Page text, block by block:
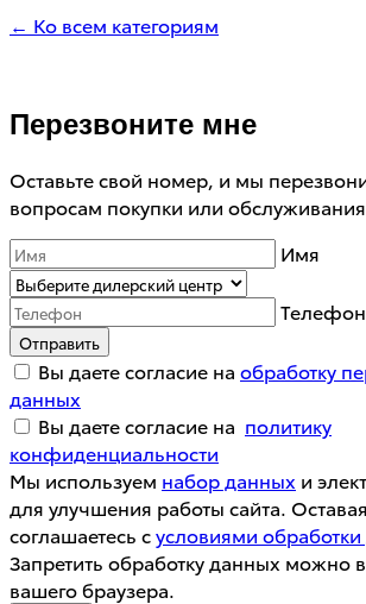
← Ко всем категориям
Перезвоните мне
Оставьте свой номер, и мы
вопросам покупки или
Имя
Телефон
Отправить
Вы даете согласие на обработку
данных
Вы даете согласие на политику
конфиденциальности
Мы используем набор данных и
для улучшения работы сайта.
соглашаетесь сусловиями
Запретить обработку данных можно
вашего браузера.